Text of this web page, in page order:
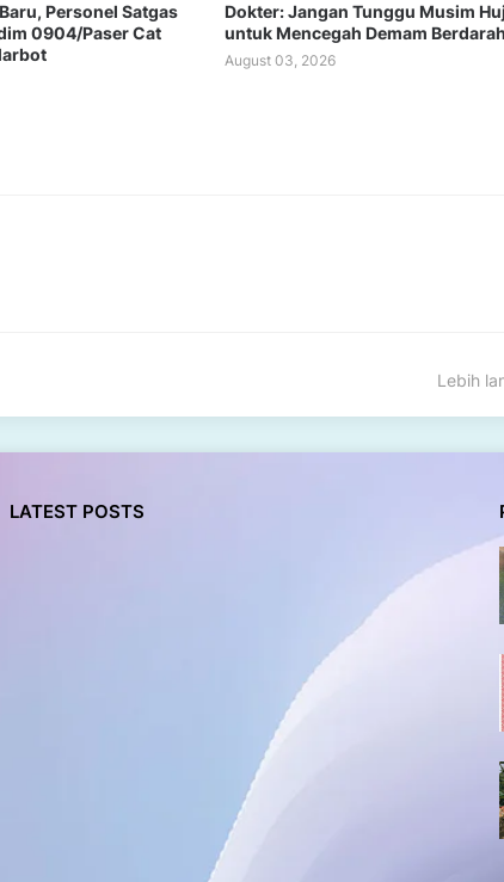
Personel Satgas
0904/Paser Cat
Dokter: Jangan Tunggu Musim
untuk Mencegah Demam
August 03, 2026
Lebih
LATEST POSTS